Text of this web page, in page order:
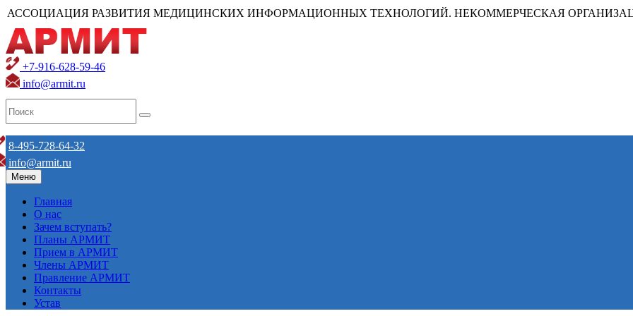
АССОЦИАЦИЯ РАЗВИТИЯ МЕДИЦИНСКИХ ИНФОРМАЦИОННЫХ ТЕХНОЛОГИЙ. НЕКОММЕРЧЕСКАЯ
+7-916-628-59-46
info@armit.ru
8-495-728-64-32
info@armit.ru
Меню
Главная
О нас
Зачем вступать?
Планы АРМИТ
Прием в АРМИТ
Члены АРМИТ
Правление АРМИТ
Контакты
Устав